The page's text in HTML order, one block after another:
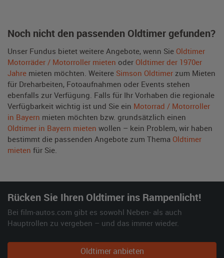
Noch nicht den passenden Oldtimer gefunden?
Unser Fundus bietet weitere Angebote, wenn Sie Oldtimer
Motorräder / Motorroller mieten oder Oldtimer der 1970er
Jahre mieten möchten. Weitere Simson Oldtimer zum Mieten
für Dreharbeiten, Fotoaufnahmen oder Events stehen
ebenfalls zur Verfügung. Falls für Ihr Vorhaben die regionale
Verfügbarkeit wichtig ist und Sie ein Motorrad / Motorroller
in Bayern mieten möchten bzw. grundsätzlich einen
Oldtimer in Bayern mieten wollen – kein Problem, wir haben
bestimmt die passenden Angebote zum Thema Oldtimer
mieten für Sie.
Rücken Sie Ihren Oldtimer ins Rampenlicht!
Bei film-autos.com gibt es sowohl Neben- als auch
Hauptrollen zu vergeben – und das immer wieder.
Oldtimer anbieten